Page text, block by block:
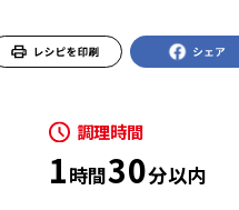
調理時間
1時間30分以内